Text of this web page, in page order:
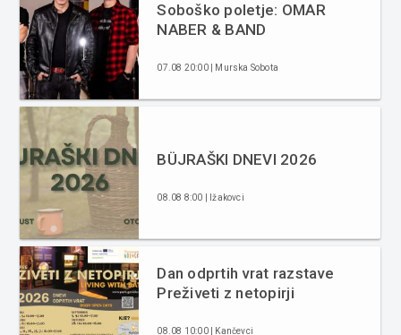
Soboško poletje: OMAR
NABER & BAND
07.08 20:00 | Murska Sobota
BÜJRAŠKI DNEVI 2026
08.08 8:00 | Ižakovci
Dan odprtih vrat razstave
Preživeti z netopirji
08.08 10:00 | Kančevci